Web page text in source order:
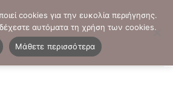
- 2103821941
cookies για την ευκολία περιήγησης.
αυτόματα τη χρήση των cookies.
Μάθετε περισσότερα